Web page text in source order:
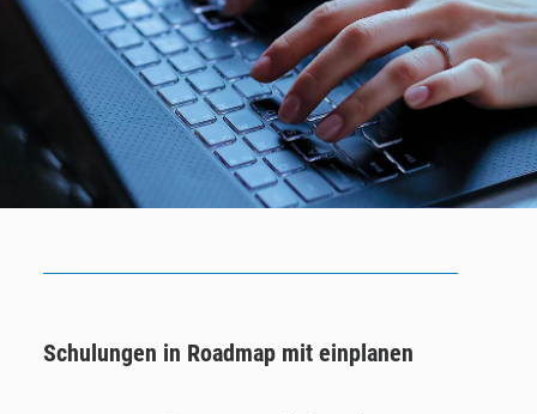
Schulungen in Roadmap mit einplanen